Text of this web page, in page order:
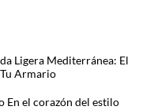
Ligera Mediterránea: El
Armario
En el corazón del estilo